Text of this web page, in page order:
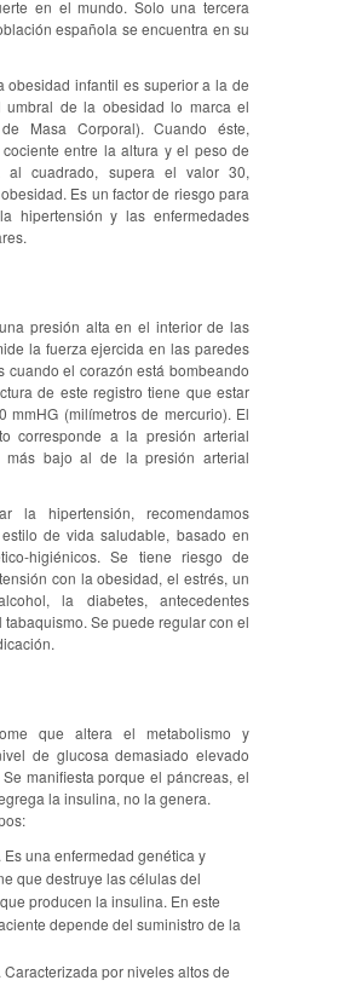
en el mundo. Solo una tercera
española se encuentra en su
obesidad infantil es superior a la de
umbral de la obesidad lo marca el
Masa Corporal). Cuando éste,
entre la altura y el peso de
al cuadrado, supera el valor 30,
Es un factor de riesgo para
hipertensión y las enfermedades
presión alta en el interior de las
la fuerza ejercida en las paredes
cuando el corazón está bombeando
de este registro tiene que estar
mmHG (milímetros de mercurio). El
corresponde a la presión arterial
más bajo al de la presión arterial
la hipertensión, recomendamos
de vida saludable, basado en
higiénicos. Se tiene riesgo de
con la obesidad, el estrés, un
la diabetes, antecedentes
tabaquismo. Se puede regular con el
que altera el metabolismo y
de glucosa demasiado elevado
manifiesta porque el páncreas, el
la insulina, no la genera.
Es una enfermedad genética y
que destruye las células del
producen la insulina. En este
depende del suministro de la
Caracterizada por niveles altos de